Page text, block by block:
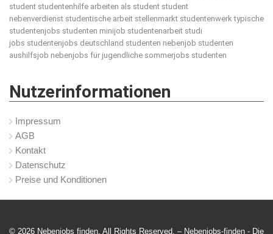
student studentenhilfe arbeiten als student student
nebenverdienst studentische arbeit stellenmarkt studentenwerk typische
studentenjobs studenten minijob studentenarbeit studi
jobs studentenjobs deutschland studenten nebenjob studenten
aushilfsjob nebenjobs für jugendliche sommerjobs studenten
Nutzerinformationen
Impressum
AGB
Kontakt
Datenschutz
Preise und Konditionen
© 2026 Nebenjobs finden. All Rights Reserved. – Nebenjobs-finden - Die